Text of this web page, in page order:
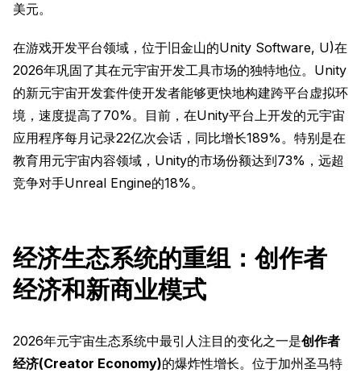
美元。
在游戏开发平台领域，位于旧金山的Unity Software, U)在
2026年巩固了其在元宇宙开发工具市场的独特地位。Unity
的新元宇宙开发套件使开发者能够更快地构建跨平台虚拟环
境，速度提高了70%。目前，在Unity平台上开发的元宇宙
应用程序每月记录22亿次会话，同比增长189%。特别是在
教育用元宇宙内容领域，Unity的市场份额达到73%，远超
竞争对手Unreal Engine的18%。
经济生态系统的重组：创作者
经济和新商业模式
2026年元宇宙生态系统中最引人注目的变化之一是创作者
经济(Creator Economy)的爆炸性增长。位于加州圣马特